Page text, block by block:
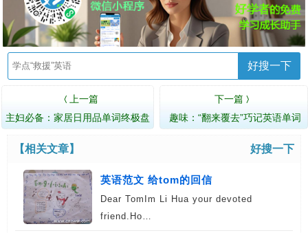
好搜一下
〈
上一篇
主妇必备：家居日用品单词终极盘
下一篇 〉
趣味：“翻来覆去”巧记英语单词
【相关文章】 好搜一下
英语范文 给tom的回信
Dear TomIm Li Hua your devoted
friend.Ho…